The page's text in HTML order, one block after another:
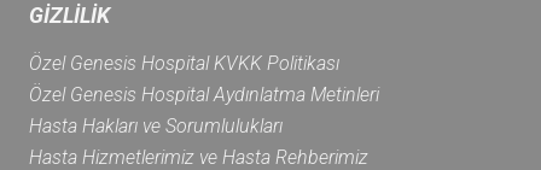
GİZLİLİK
Özel Genesis Hospital KVKK Politikası
Özel Genesis Hospital Aydınlatma Metinleri
Hasta Hakları ve Sorumlulukları
Hasta Hizmetlerimiz ve Hasta Rehberimiz